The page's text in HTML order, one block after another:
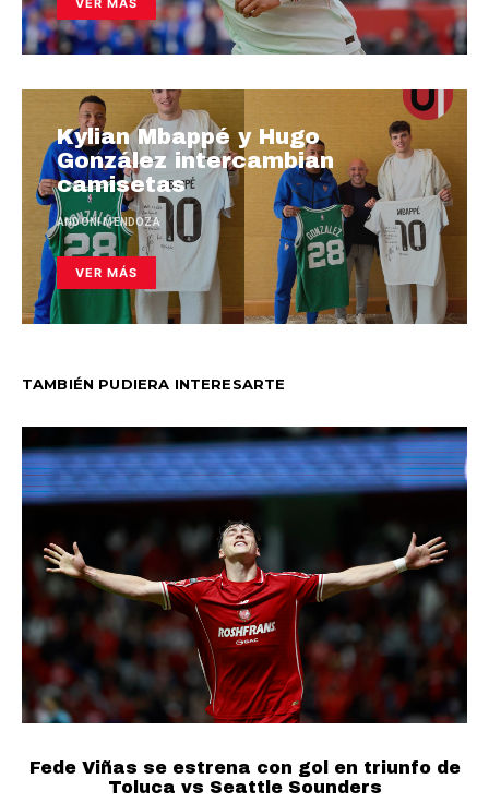
Kylian Mbappé y Hugo
González intercambian
camisetas
ANDONI MENDOZA
VER MÁS
TAMBIÉN PUDIERA INTERESARTE
Fede Viñas se estrena con gol en triunfo de
Toluca vs Seattle Sounders